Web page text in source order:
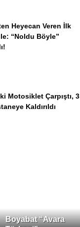
Heyecan Veren İlk
“Noldu Böyle”
Motosiklet Çarpıştı, 3
Kaldırıldı
Boyabat “Avara